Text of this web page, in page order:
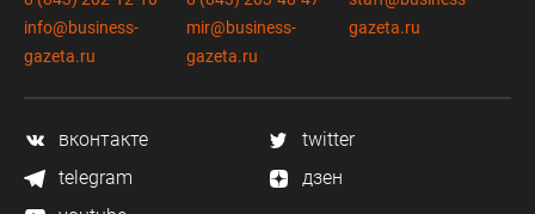
info@business-
gazeta.ru
mir@business-
gazeta.ru
gazeta.ru
вконтакте
twitter
telegram
дзен